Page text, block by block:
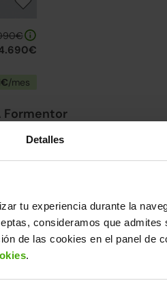
Detalles
tu experiencia durante la
consideramos que
de las cookies en el panel de
.
/mes
Formentor
se adapta a ti.